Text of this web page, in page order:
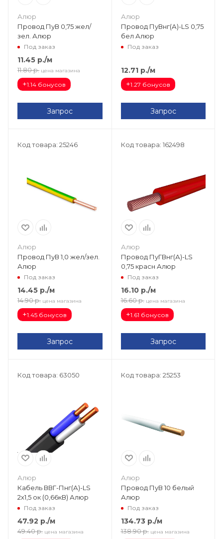
Алюр
Провод ПуВ 0,75 жел/
зел. Алюр
Под заказ
11.45 р./м
11.80 р. цена магазина
+1.14 бонусов
Запрос
Алюр
Провод ПуВнг(А)-LS 0,75
бел Алюр
Под заказ
12.71р./м
+1.27 бонусов
Запрос
Код товара: 25246
Алюр
Провод ПуВ 1,0 жел/зел.
Алюр
Под заказ
14.45 р./м
14.90 р. цена магазина
+1.45 бонусов
Запрос
Код товара: 162498
Алюр
Провод ПуГВнг(А)-LS
0,75 красн Алюр
Под заказ
16.10р./м
16.60 р. цена магазина
+1.61 бонусов
Запрос
Код товара: 63050
Алюр
Кабель ВВГ-Пнг(А)-LS
2х1,5 ок (0,66кВ) Алюр
Под заказ
47.92 р./м
49.40 р. цена магазина
Код товара: 25253
Алюр
Провод ПуВ 10 белый
Алюр
Под заказ
134.73р./м
138.90 р. цена магазина